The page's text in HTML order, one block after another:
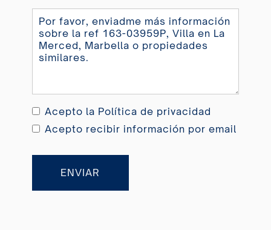
Acepto la Política de privacidad
Acepto recibir información por email
ENVIAR